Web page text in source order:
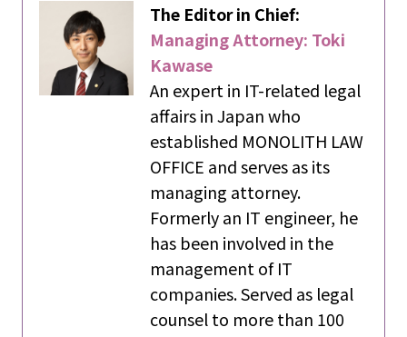
The Editor in Chief:
Managing Attorney: Toki
Kawase
An expert in IT-related legal
affairs in Japan who
established MONOLITH LAW
OFFICE and serves as its
managing attorney.
Formerly an IT engineer, he
has been involved in the
management of IT
companies. Served as legal
counsel to more than 100